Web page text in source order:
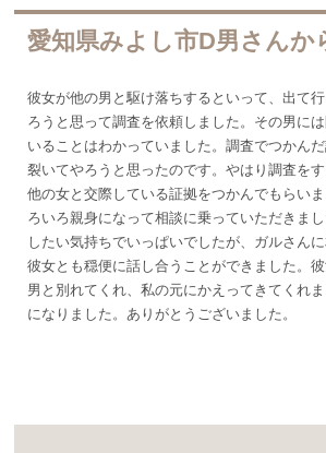
愛知県みよし市D男さんか
彼女が他の男と駆け落ちするといって、出て
ろうと思って調査を依頼しました。その男に
いることはわかっていました。調査でつかん
裂いてやろうと思ったのです。やはり調査を
他の女と交際している証拠をつかんでもらい
ろいろ親身になって相談に乗っていただきま
したい気持ちでいっぱいでしたが、ガルさん
彼女とも穏便に話し合うことができました。
男と別れてくれ、私の元にかえってきてくれ
になりました。ありがとうございました。